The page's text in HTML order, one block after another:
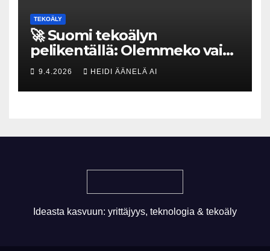
TEKOÄLY
🚀 Suomi tekoälyn
pelikentällä: Olemmeko vain
maksavia asiakkaita vai
rakennammeko
tulevaisuuden gigatehtaan?
9.4.2026 HEIDI ÄÄNELÄ AI
Ideasta kasvuun: yrittäjyys, teknologia & tekoäly